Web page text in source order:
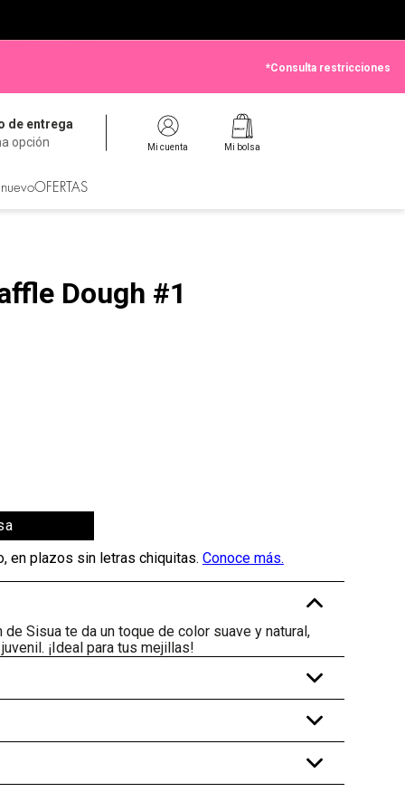
*Consulta restricciones
de entrega
opción
Mi cuenta Mi bolsa
OFERTAS
Dough #1
-
de Sisua te da un toque de color suave y natural,
¡Ideal para tus mejillas!
+
+
+